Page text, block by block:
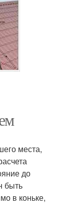
места,
до
быть
в коньке,